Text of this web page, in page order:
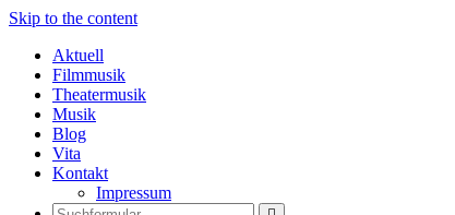
Skip to the content
Aktuell
Filmmusik
Theatermusik
Musik
Blog
Vita
Kontakt
Impressum